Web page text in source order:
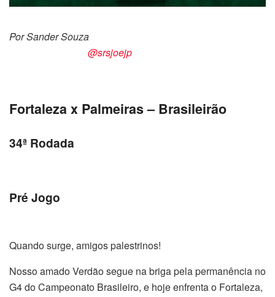
Por Sander Souza
@srsjoejp
Fortaleza x Palmeiras – Brasileirão
34ª Rodada
Pré Jogo
Quando surge, amigos palestrinos!
Nosso amado Verdão segue na briga pela permanência no
G4 do Campeonato Brasileiro, e hoje enfrenta o Fortaleza,